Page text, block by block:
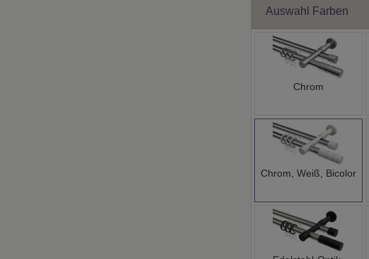
Auswahl Farben
Chrom
Chrom, Weiß, Bicolor